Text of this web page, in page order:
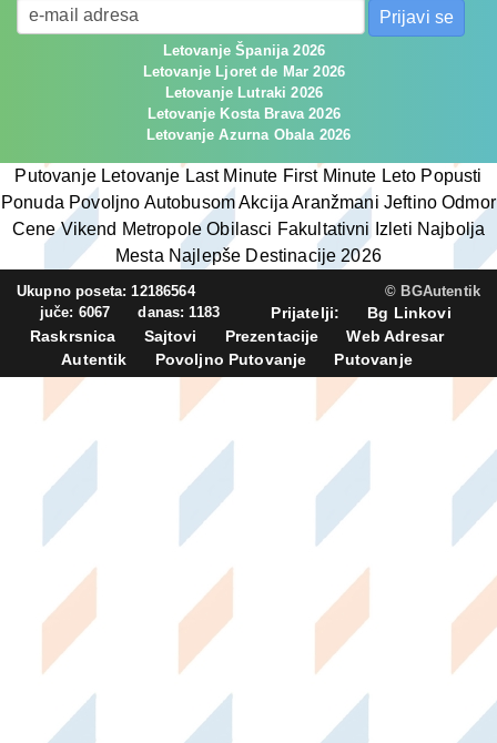
Letovanje Španija 2026
Letovanje Ljoret de Mar 2026
Letovanje Lutraki 2026
Letovanje Kosta Brava 2026
Letovanje Azurna Obala 2026
Putovanje Letovanje Last Minute First Minute Leto Popusti
Ponuda Povoljno Autobusom Akcija Aranžmani Jeftino Odmor
Cene Vikend Metropole Obilasci Fakultativni Izleti Najbolja
Mesta Najlepše Destinacije 2026
Ukupno poseta: 12186564
juče: 6067 danas: 1183
© BGAutentik
Prijatelji:
Bg Linkovi
Raskrsnica
Sajtovi Prezentacije
Web Adresar
Autentik
Povoljno Putovanje Putovanje